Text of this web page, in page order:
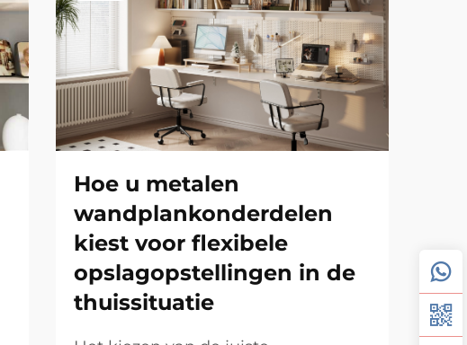
Hoe u metalen
wandplankonderdelen
kiest voor flexibele
opslagopstellingen in de
thuissituatie